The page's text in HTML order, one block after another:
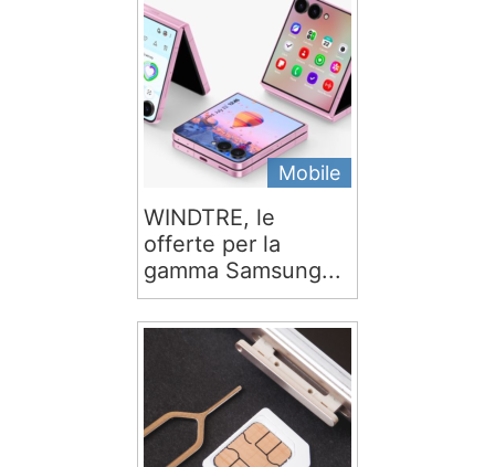
Mobile
WINDTRE, le
offerte per la
gamma Samsung...